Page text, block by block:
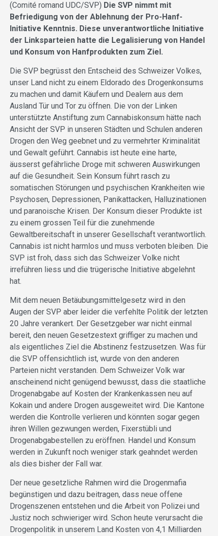
(Comité romand UDC/SVP) Die SVP nimmt mit
Befriedigung von der Ablehnung der Pro-Hanf-
Initiative Kenntnis. Diese unverantwortliche Initiative
der Linksparteien hatte die Legalisierung von Handel
und Konsum von Hanfprodukten zum Ziel.
Die SVP begrüsst den Entscheid des Schweizer Volkes,
unser Land nicht zu einem Eldorado des Drogenkonsums
zu machen und damit Käufern und Dealern aus dem
Ausland Tür und Tor zu öffnen. Die von der Linken
unterstützte Anstiftung zum Cannabiskonsum hätte nach
Ansicht der SVP in unseren Städten und Schulen anderen
Drogen den Weg geebnet und zu vermehrter Kriminalität
und Gewalt geführt. Cannabis ist heute eine harte,
äusserst gefährliche Droge mit schweren Auswirkungen
auf die Gesundheit. Sein Konsum führt rasch zu
somatischen Störungen und psychischen Krankheiten wie
Psychosen, Depressionen, Panikattacken, Halluzinationen
und paranoische Krisen. Der Konsum dieser Produkte ist
zu einem grossen Teil für die zunehmende
Gewaltbereitschaft in unserer Gesellschaft verantwortlich.
Cannabis ist nicht harmlos und muss verboten bleiben. Die
SVP ist froh, dass sich das Schweizer Volke nicht
irreführen liess und die trügerische Initiative abgelehnt
hat.
Mit dem neuen Betäubungsmittelgesetz wird in den
Augen der SVP aber leider die verfehlte Politik der letzten
20 Jahre verankert. Der Gesetzgeber war nicht einmal
bereit, den neuen Gesetzestext griffiger zu machen und
als eigentliches Ziel die Abstinenz festzusetzen. Was für
die SVP offensichtlich ist, wurde von den anderen
Parteien nicht verstanden. Dem Schweizer Volk war
anscheinend nicht genügend bewusst, dass die staatliche
Drogenabgabe auf Kosten der Krankenkassen neu auf
Kokain und andere Drogen ausgeweitet wird. Die Kantone
werden die Kontrolle verlieren und könnten sogar gegen
ihren Willen gezwungen werden, Fixerstübli und
Drogenabgabestellen zu eröffnen. Handel und Konsum
werden in Zukunft noch weniger stark geahndet werden
als dies bisher der Fall war.
Der neue gesetzliche Rahmen wird die Drogenmafia
begünstigen und dazu beitragen, dass neue offene
Drogenszenen entstehen und die Arbeit von Polizei und
Justiz noch schwieriger wird. Schon heute verursacht die
Drogenpolitik in unserem Land Kosten von 4,1 Milliarden